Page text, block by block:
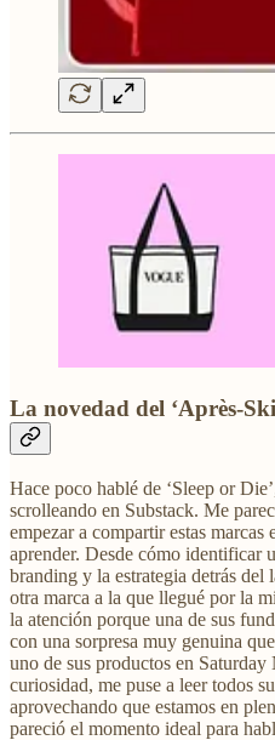
La novedad del ‘Après-
Hace poco hablé de ‘Sleep or
scrolleando en Substack. Me
empezar a compartir estas marcas
aprender. Desde cómo identificar
branding y la estrategia detrás del
otra marca a la que llegué por la
la atención porque una de sus
con una sorpresa muy genuina
uno de sus productos en
curiosidad, me puse a leer todos
aprovechando que estamos en
pareció el momento ideal para